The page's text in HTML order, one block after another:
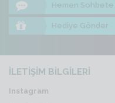
Hemen Sohbete
Hediye Gönder
İLETİŞİM BİLGİLERİ
Instagram